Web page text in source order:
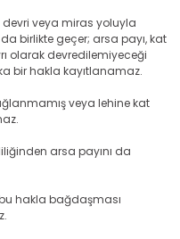
veya miras yoluyla
birlikte geçer; arsa payı, kat
olarak devredilemiyeceği
bir hakla kayıtlanamaz.
veya lehine kat
arsa payını da
hakla bağdaşması